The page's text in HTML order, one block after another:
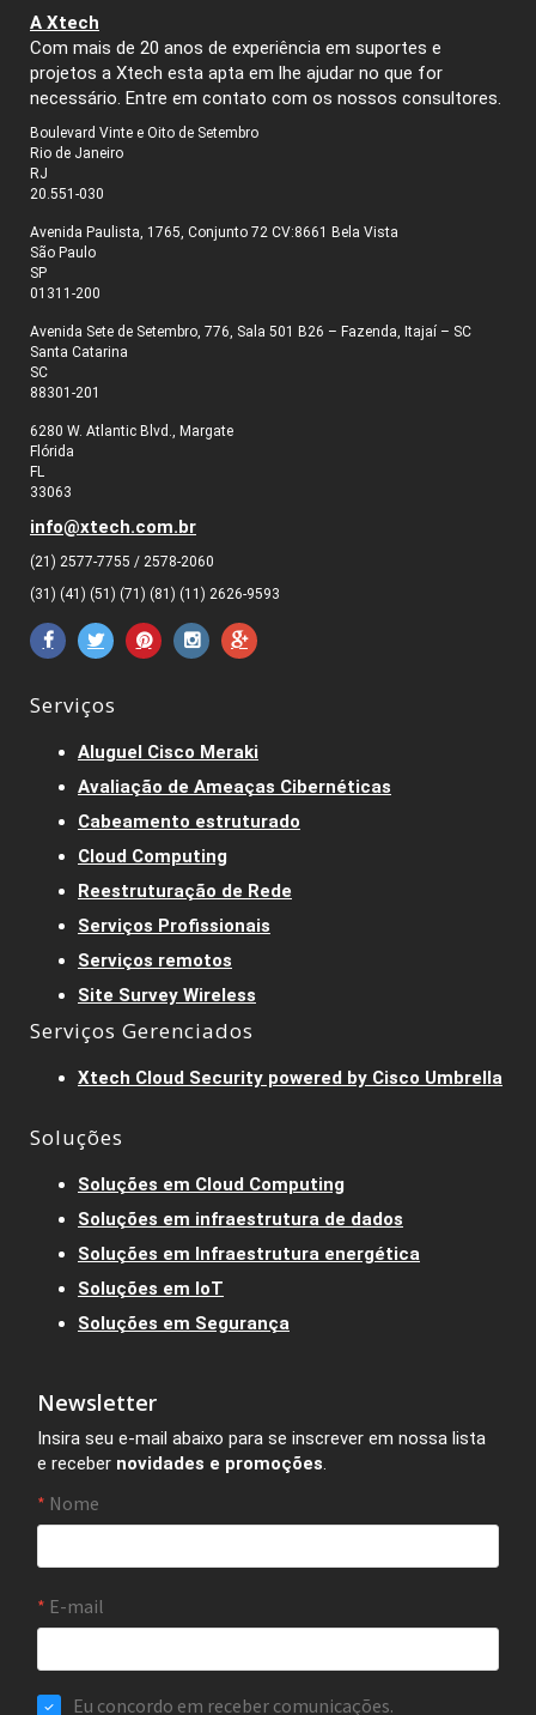
A Xtech
Com mais de 20 anos de experiência em suportes e
projetos a Xtech esta apta em lhe ajudar no que for
necessário. Entre em contato com os nossos consultores.
Boulevard Vinte e Oito de Setembro
Rio de Janeiro
RJ
20.551-030
Avenida Paulista, 1765, Conjunto 72 CV:8661 Bela Vista
São Paulo
SP
01311-200
Avenida Sete de Setembro, 776, Sala 501 B26 – Fazenda, Itajaí – SC
Santa Catarina
SC
88301-201
6280 W. Atlantic Blvd., Margate
Flórida
FL
33063
info@xtech.com.br
(21) 2577-7755 / 2578-2060
(31) (41) (51) (71) (81) (11) 2626-9593
Serviços
Aluguel Cisco Meraki
Avaliação de Ameaças Cibernéticas
Cabeamento estruturado
Cloud Computing
Reestruturação de Rede
Serviços Profissionais
Serviços remotos
Site Survey Wireless
Serviços Gerenciados
Xtech Cloud Security powered by Cisco Umbrella
Soluções
Soluções em Cloud Computing
Soluções em infraestrutura de dados
Soluções em Infraestrutura energética
Soluções em IoT
Soluções em Segurança
Newsletter
Insira seu e-mail abaixo para se inscrever em nossa lista
e receber novidades e promoções.